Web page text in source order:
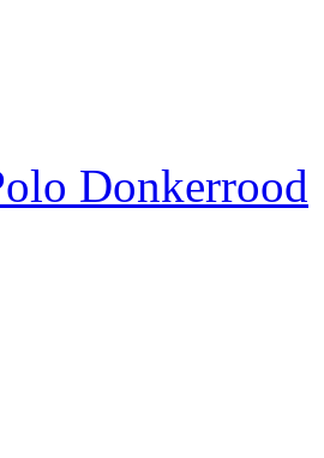
Donkerrood